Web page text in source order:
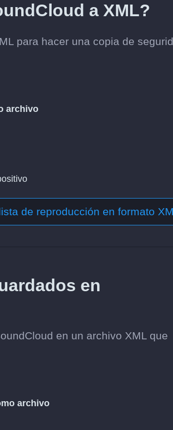
a XML?
para hacer una copia de
archivo
de reproducción en formato
en
en un archivo XML que
archivo